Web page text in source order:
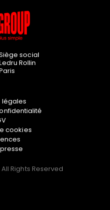
social
Rollin
légales
cookies
Rights Reserved